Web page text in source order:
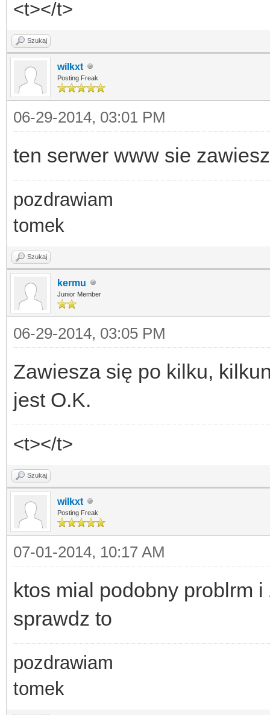
<t></t>
Szukaj
wilkxt
Posting Freak
06-29-2014, 03:01 PM
ten serwer www sie
pozdrawiam
tomek
Szukaj
kermu
Junior Member
06-29-2014, 03:05 PM
Zawiesza się po kilku,
jest O.K.
<t></t>
Szukaj
wilkxt
Posting Freak
07-01-2014, 10:17 AM
ktos mial podobny problrm i
sprawdz to
pozdrawiam
tomek